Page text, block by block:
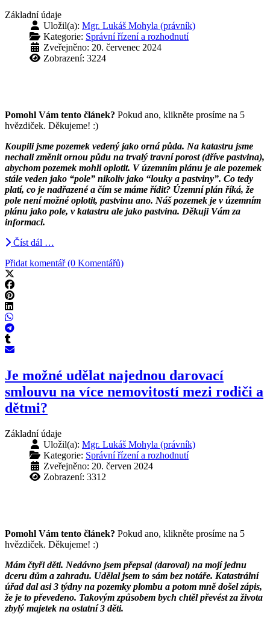
Základní údaje
Uložil(a): Mgr. Lukáš Mohyla (právník)
Kategorie: Správní řízení a rozhodnutí
Zveřejněno: 20. červenec 2024
Zobrazení: 3224
Pomohl Vám tento článek? Pokud ano, klikněte prosíme na 5
hvězdiček. Děkujeme! :)
Koupili jsme pozemek vedený jako orná půda. Na katastru jsme
nechali změnit ornou půdu na trvalý travní porost (dříve pastvina),
abychom pozemek mohli oplotit. V územním plánu je ale pozemek
stále veden jako “pole” nikoliv jako “louky a pastviny”. Co tedy
platí, co je nadřazené a čím se máme řídit? Územní plán říká, že
pole není možné oplotit, pastvinu ano. Náš pozemek je v územním
plánu jako pole, v katastru ale jako pastvina. Děkuji Vám za
informaci.
Číst dál …
Přidat komentář (0 Komentářů)
Je možné udělat najednou darovací
smlouvu na více nemovitostí mezi rodiči a
dětmi?
Základní údaje
Uložil(a): Mgr. Lukáš Mohyla (právník)
Kategorie: Správní řízení a rozhodnutí
Zveřejněno: 20. červen 2024
Zobrazení: 3312
Pomohl Vám tento článek? Pokud ano, klikněte prosíme na 5
hvězdiček. Děkujeme! :)
Mám čtyři děti. Nedávno jsem přepsal (daroval) na mojí jednu
dceru dům a zahradu. Udělal jsem to sám bez notáře. Katastrální
úřad dal asi 3 týdny na pozemky plombu a potom mně došel zápis,
že je to převedeno. Takovým způsobem bych chtěl převést za života
zbylý majetek na ostatní 3 děti.